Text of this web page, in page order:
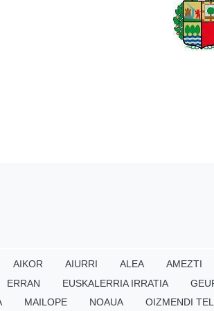
AIKOR AIURRI ALEA AMEZTI
ERRAN EUSKALERRIA IRRATIA
MAILOPE NOAUA OIZMENDI